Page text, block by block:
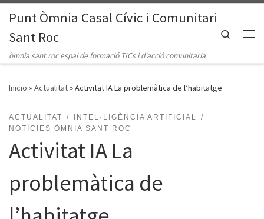
Saltar al contenido
Punt Òmnia Casal Cívic i Comunitari
Sant Roc
òmnia sant roc espai de formació TICs i d'acció comunitaria
Search
Inicio »Actualitat»Activitat IA La problemàtica de l’habitatge
ACTUALITAT
INTEL·LIGÈNCIA ARTIFICIAL
NOTÍCIES ÒMNIA SANT ROC
Activitat IA La
problemàtica de